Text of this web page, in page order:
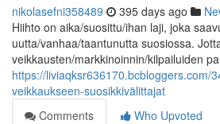
nikolasefni358489 395 days ago
Hiihto on aika/suosittu/ihan laji, joka
uutta/vanhaa/taantunutta suosiossa.
veikkausten/markkinoinnin/kilpailuiden
https://liviaqksr636170.bcbloggers.com/
veikkaukseen-suosikkivälittajat
Comments
Who Upvoted